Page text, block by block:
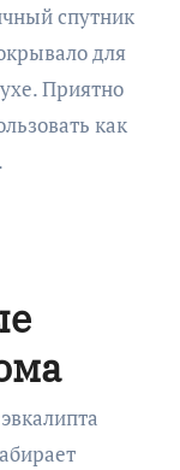
спутник
для
Приятно
как